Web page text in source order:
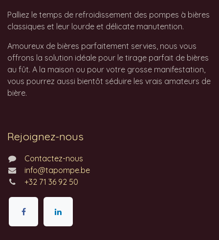
Palliez le temps de refroidissement des pompes à bières
classiques et leur lourde et délicate manutention.
Amoureux de bières parfaitement servies, nous vous
offrons la solution idéale pour le tirage parfait de bières
au fût. A la maison ou pour votre grosse manifestation,
vous pourrez aussi bientôt séduire les vrais amateurs de
bière.
Rejoignez-nous
Contactez-nous
info@tapompe.be
+32 71 36 92 50